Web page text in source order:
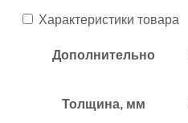
Характеристики товара
Дополнительно
Толщина, мм